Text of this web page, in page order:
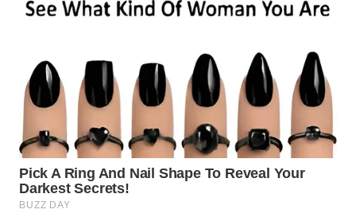
MAJALENGKA
SUBANG
WN
SUKABUMI
WN
PURWAKARTA